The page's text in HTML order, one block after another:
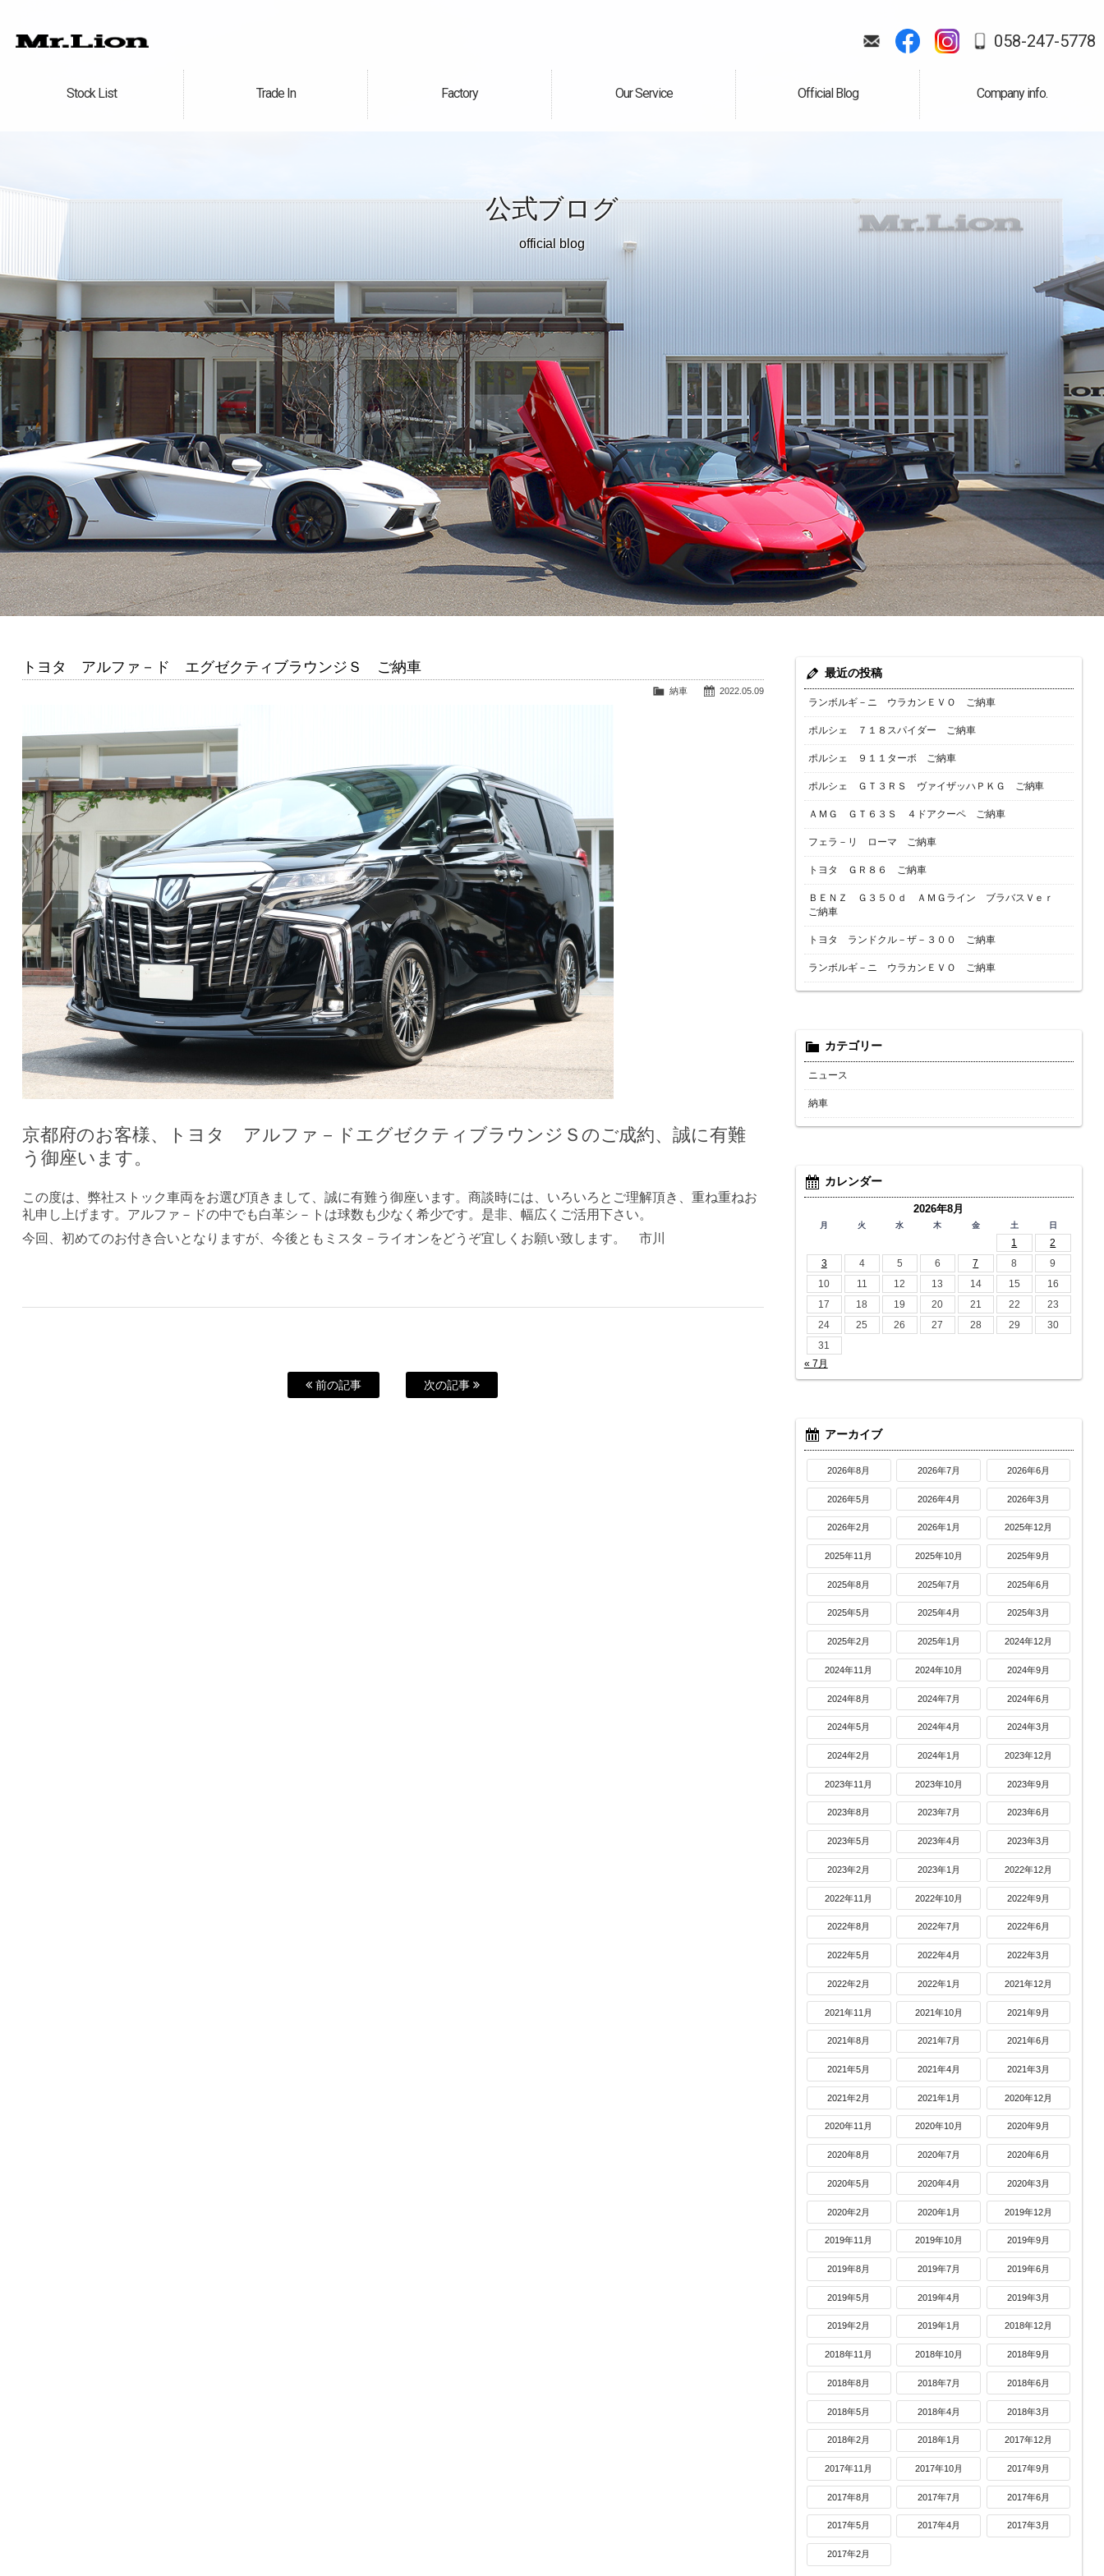
058-247-5778
Stock List
在庫車情報 Trade In
買取無料査定 Factory
自社工場 Our Service
サービス案内 Official Blog
公式ブログ Company info.
会社案内
公式ブログ
official blog
トヨタ アルファ－ド エグゼクティブラウンジＳ ご納車
2022.05.09
納車
京都府のお客様、トヨタ アルファ－ドエグゼクティブラウンジＳのご成約、誠に有難
う御座います。
この度は、弊社ストック車両をお選び頂きまして、誠に有難う御座います。商談時には、いろいろとご理解頂き、重ね重ねお
礼申し上げます。アルファ－ドの中でも白革シ－トは球数も少なく希少です。是非、幅広くご活用下さい。
今回、初めてのお付き合いとなりますが、今後ともミスタ－ライオンをどうぞ宜しくお願い致します。 市川
前の記事 次の記事
最近の投稿
ランボルギ－ニ ウラカンＥＶＯ ご納車
ポルシェ ７１８スパイダー ご納車
ポルシェ ９１１ターボ ご納車
ポルシェ ＧＴ３ＲＳ ヴァイザッハＰＫＧ ご納車
ＡＭＧ ＧＴ６３Ｓ ４ドアクーペ ご納車
フェラ－リ ローマ ご納車
トヨタ ＧＲ８６ ご納車
ＢＥＮＺ Ｇ３５０ｄ ＡＭＧライン ブラバスＶｅｒ
ご納車
トヨタ ランドクル－ザ－３００ ご納車
ランボルギ－ニ ウラカンＥＶＯ ご納車
カテゴリー
ニュース
納車
カレンダー
2026年8月
月 火 水 木 金 土 日
1
2
3
4 5 6 7 8
9
10
11 12 13 14 15
16
17
18 19 20 21 22
23
24
25 26 27 28 29
30
31
« 7月
アーカイブ
2026年8月 2026年7月 2026年6月
2026年5月 2026年4月 2026年3月
2026年2月 2026年1月 2025年12月
2025年11月 2025年10月 2025年9月
2025年8月 2025年7月 2025年6月
2025年5月 2025年4月 2025年3月
2025年2月 2025年1月 2024年12月
2024年11月 2024年10月 2024年9月
2024年8月 2024年7月 2024年6月
2024年5月 2024年4月 2024年3月
2024年2月 2024年1月 2023年12月
2023年11月 2023年10月 2023年9月
2023年8月 2023年7月 2023年6月
2023年5月 2023年4月 2023年3月
2023年2月 2023年1月 2022年12月
2022年11月 2022年10月 2022年9月
2022年8月 2022年7月 2022年6月
2022年5月 2022年4月 2022年3月
2022年2月 2022年1月 2021年12月
2021年11月 2021年10月 2021年9月
2021年8月 2021年7月 2021年6月
2021年5月 2021年4月 2021年3月
2021年2月 2021年1月 2020年12月
2020年11月 2020年10月 2020年9月
2020年8月 2020年7月 2020年6月
2020年5月 2020年4月 2020年3月
2020年2月 2020年1月 2019年12月
2019年11月 2019年10月 2019年9月
2019年8月 2019年7月 2019年6月
2019年5月 2019年4月 2019年3月
2019年2月 2019年1月 2018年12月
2018年11月 2018年10月 2018年9月
2018年8月 2018年7月 2018年6月
2018年5月 2018年4月 2018年3月
2018年2月 2018年1月 2017年12月
2017年11月 2017年10月 2017年9月
2017年8月 2017年7月 2017年6月
2017年5月 2017年4月 2017年3月
2017年2月